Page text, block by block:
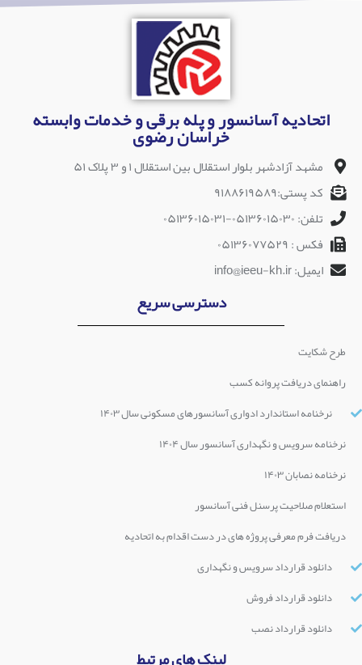
اتحادیه آسانسور و پله برقی و خدمات وابسته
خراسان رضوی
مشهد آزادشهر بلوار استقلال بین استقلال ۱ و ۳ پلاک ۵۱
کد پستی:۹۱۸۸۶۱۹۵۸۹
تلفن: ۰۵۱۳۶۰۱۵۰۳۰-۰۵۱۳۶۰۱۵۰۳۱
فکس : ۰۵۱۳۶۰۷۷۵۲۹
ایمیل: info@ieeu-kh.ir
دسترسی سریع
طرح شکایت
راهنمای دریافت پروانه کسب
نرخنامه استاندارد ادواری آسانسورهای مسکونی سال ۱۴۰۳
نرخنامه سرویس و نگهداری آسانسور سال ۱۴۰۴
نرخنامه نصابان ۱۴۰۳
استعلام صلاحیت پرسنل فنی آسانسور
دریافت فرم معرفی پروژه های در دست اقدام به اتحادیه
دانلود قرارداد سرویس و نگهداری
دانلود قرارداد فروش
دانلود قرارداد نصب